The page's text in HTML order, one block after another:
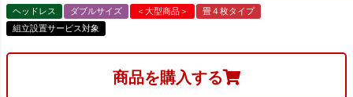
ヘッドレス ダブルサイズ ＜大型商品＞
畳４枚タイプ
組立設置サービス対象
商品を購入する